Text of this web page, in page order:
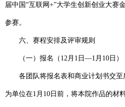
届中国“互联网 +”大学生创新创业大赛
参赛。
六、赛程安排及评审规则
（一）报名（ 12 月 1 日—1 月 10 日）
各团队将报名表和商业计划书交
为单位在1 月 10 日前，将本院作品的材